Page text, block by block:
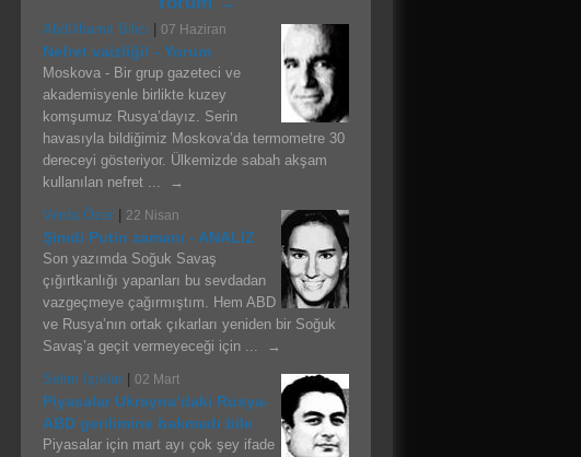
Abdülhamit Bilici 07 Haziran
Nefret vaizliği! - Yorum
Moskova - Bir grup gazeteci ve
akademisyenle birlikte kuzey
komşumuz Rusya’dayız. Serin
havasıyla bildiğimiz Moskova’da termometre 30
dereceyi gösteriyor. Ülkemizde sabah akşam
kullanılan nefret ... →
Verda Özer
22 Nisan
Şimdi Putin zamanı - ANALİZ
Son yazımda Soğuk Savaş
çığırtkanlığı yapanları bu sevdadan
vazgeçmeye çağırmıştım. Hem ABD
ve Rusya’nın ortak çıkarları yeniden bir Soğuk
Savaş’a geçit vermeyeceği için ... →
Selim Işıklar
02 Mart
Piyasalar Ukrayna’daki Rusya-
ABD gerilimine bakmadı bile
Piyasalar için mart ayı çok şey ifade